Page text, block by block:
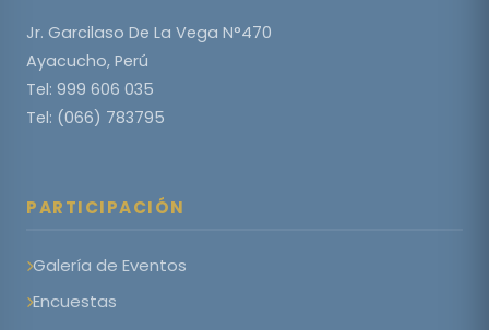
Jr. Garcilaso De La Vega N°470
Ayacucho, Perú
Tel: 999 606 035
Tel: (066) 783795
PARTICIPACIÓN
Galería de Eventos
Encuestas